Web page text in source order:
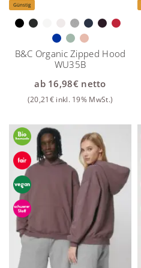
Günstig
B&C Organic Zipped Hood
WU35B
ab 16,98€netto
(20,21€ inkl. 19% MwSt.)